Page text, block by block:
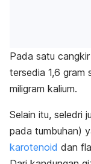
Pada satu
tersedia 1,6 gram
miligram kalium.
Selain itu, seledri
pada tumbuhan)
karotenoid dan